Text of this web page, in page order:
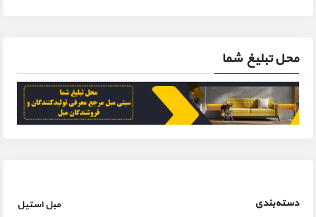
محل تبلیغ شما
دسته‌بندی مبل استیل